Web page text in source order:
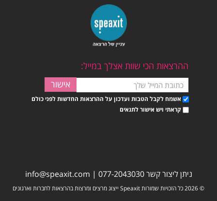
ההרצאות הכי שוות אצלך במייל:
אשמח לקבל הטבות ועדכון על ההרצאות החדשות לפני כולם
קראתי ויש אישור לתנאים
ניתן ליצור קשר077-2043030
|
info@speaxit.com
© 2026 כל הזכויות שמורות Speaxit ייצוג מרצים ומרצות בהרצאות לחברות וארגונים